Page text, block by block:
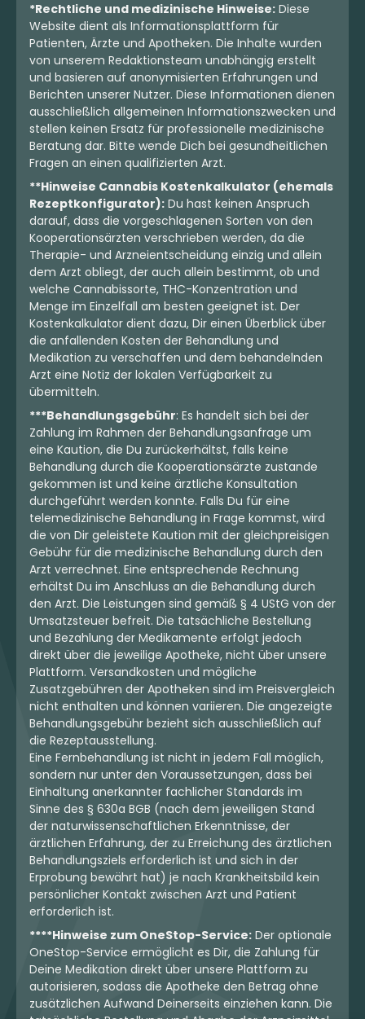
*Rechtliche und medizinische Hinweise: Diese
Website dient als Informationsplattform für
Patienten, Ärzte und Apotheken. Die Inhalte wurden
von unserem Redaktionsteam unabhängig erstellt
und basieren auf anonymisierten Erfahrungen und
Berichten unserer Nutzer. Diese Informationen dienen
ausschließlich allgemeinen Informationszwecken und
stellen keinen Ersatz für professionelle medizinische
Beratung dar. Bitte wende Dich bei gesundheitlichen
Fragen an einen qualifizierten Arzt.
**Hinweise Cannabis Kostenkalkulator (ehemals
Rezeptkonfigurator): Du hast keinen Anspruch
darauf, dass die vorgeschlagenen Sorten von den
Kooperationsärzten verschrieben werden, da die
Therapie- und Arzneientscheidung einzig und allein
dem Arzt obliegt, der auch allein bestimmt, ob und
welche Cannabissorte, THC-Konzentration und
Menge im Einzelfall am besten geeignet ist. Der
Kostenkalkulator dient dazu, Dir einen Überblick über
die anfallenden Kosten der Behandlung und
Medikation zu verschaffen und dem behandelnden
Arzt eine Notiz der lokalen Verfügbarkeit zu
übermitteln.
***Behandlungsgebühr: Es handelt sich bei der
Zahlung im Rahmen der Behandlungsanfrage um
eine Kaution, die Du zurückerhältst, falls keine
Behandlung durch die Kooperationsärzte zustande
gekommen ist und keine ärztliche Konsultation
durchgeführt werden konnte. Falls Du für eine
telemedizinische Behandlung in Frage kommst, wird
die von Dir geleistete Kaution mit der gleichpreisigen
Gebühr für die medizinische Behandlung durch den
Arzt verrechnet. Eine entsprechende Rechnung
erhältst Du im Anschluss an die Behandlung durch
den Arzt. Die Leistungen sind gemäß § 4 UStG von der
Umsatzsteuer befreit. Die tatsächliche Bestellung
und Bezahlung der Medikamente erfolgt jedoch
direkt über die jeweilige Apotheke, nicht über unsere
Plattform. Versandkosten und mögliche
Zusatzgebühren der Apotheken sind im Preisvergleich
nicht enthalten und können variieren. Die angezeigte
Behandlungsgebühr bezieht sich ausschließlich auf
die Rezeptausstellung.
Eine Fernbehandlung ist nicht in jedem Fall möglich,
sondern nur unter den Voraussetzungen, dass bei
Einhaltung anerkannter fachlicher Standards im
Sinne des § 630a BGB (nach dem jeweiligen Stand
der naturwissenschaftlichen Erkenntnisse, der
ärztlichen Erfahrung, der zu Erreichung des ärztlichen
Behandlungsziels erforderlich ist und sich in der
Erprobung bewährt hat) je nach Krankheitsbild kein
persönlicher Kontakt zwischen Arzt und Patient
erforderlich ist.
****Hinweise zum OneStop-Service: Der optionale
OneStop-Service ermöglicht es Dir, die Zahlung für
Deine Medikation direkt über unsere Plattform zu
autorisieren, sodass die Apotheke den Betrag ohne
zusätzlichen Aufwand Deinerseits einziehen kann. Die